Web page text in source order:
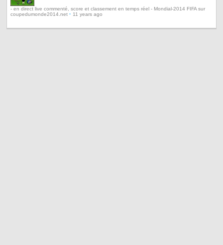
- en direct live commenté, score et classement en temps réel - Mondial-2014 FIFA sur
coupedumonde2014.net · 11 years ago